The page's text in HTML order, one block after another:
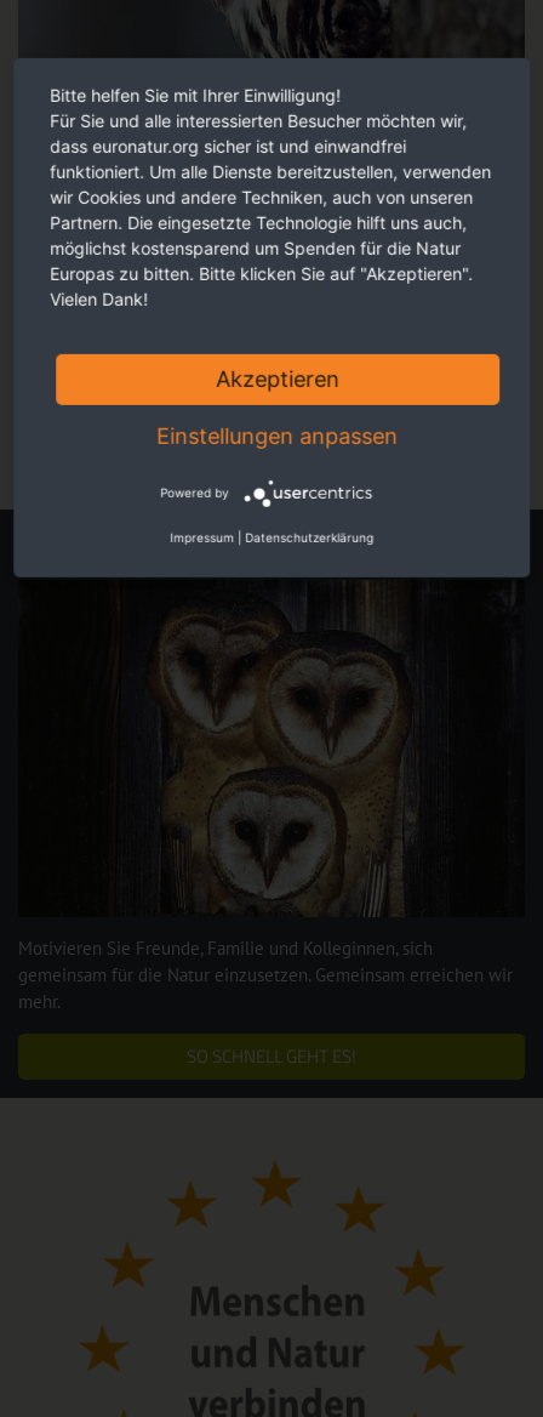
Faszinierende Reportagen, persönliche Eindrücke und
berührende Fotos - ansprechend für Sie aufbereitet.
Eigene Spendenaktion starten
Motivieren Sie Freunde, Familie und Kolleginnen, sich
gemeinsam für die Natur einzusetzen. Gemeinsam erreichen wir
mehr.
SO SCHNELL GEHT ES!
Bitte helfen Sie mit Ihrer Einwilligung!
Für Sie und alle interessierten Besucher möchten wir,
dass euronatur.org sicher ist und einwandfrei
funktioniert. Um alle Dienste bereitzustellen, verwenden
wir Cookies und andere Techniken, auch von unseren
Partnern. Die eingesetzte Technologie hilft uns auch,
möglichst kostensparend um Spenden für die Natur
Europas zu bitten. Bitte klicken Sie auf "Akzeptieren".
Vielen Dank!
Akzeptieren
Einstellungen anpassen
Powered by
Impressum Datenschutzerklärung